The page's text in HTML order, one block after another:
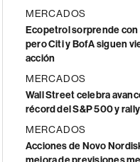
MERCADOS
Ecopetrol sorprende
pero Citi y BofA siguen
acción
MERCADOS
Wall Street celebra
récord del S&P 500 y
MERCADOS
Acciones de Novo